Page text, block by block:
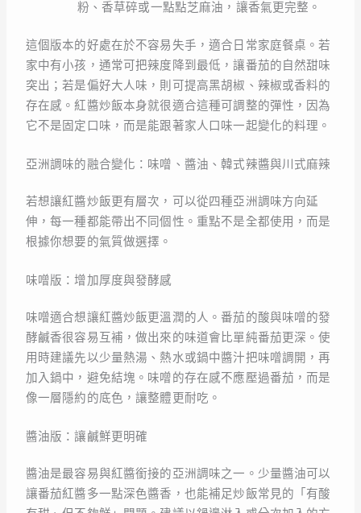
粉、香草碎或一點點芝麻油，讓香氣更完整。
這個版本的好處在於不容易失手，適合日常家庭餐桌。若
家中有小孩，通常可把辣度降到最低，讓番茄的自然甜味
突出；若是偏好大人味，則可提高黑胡椒、辣椒或香料的
存在感。紅醬炒飯本身就很適合這種可調整的彈性，因為
它不是固定口味，而是能跟著家人口味一起變化的料理。
亞洲調味的融合變化：味噌、醬油、韓式辣醬與川式麻辣
若想讓紅醬炒飯更有層次，可以從四種亞洲調味方向延
伸，每一種都能帶出不同個性。重點不是全都使用，而是
根據你想要的氣質做選擇。
味噌版：增加厚度與發酵感
味噌適合想讓紅醬炒飯更溫潤的人。番茄的酸與味噌的發
酵鹹香很容易互補，做出來的味道會比單純番茄更深。使
用時建議先以少量熱湯、熱水或鍋中醬汁把味噌調開，再
加入鍋中，避免結塊。味噌的存在感不應壓過番茄，而是
像一層隱約的底色，讓整體更耐吃。
醬油版：讓鹹鮮更明確
醬油是最容易與紅醬銜接的亞洲調味之一。少量醬油可以
讓番茄紅醬多一點深色醬香，也能補足炒飯常見的「有酸